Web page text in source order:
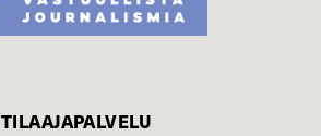
TILAAJAPALVELU